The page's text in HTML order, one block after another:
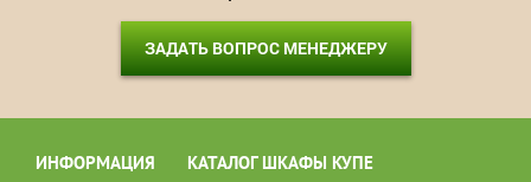
ЗАДАТЬ ВОПРОС МЕНЕДЖЕРУ
ИНФОРМАЦИЯ КАТАЛОГ ШКАФЫ КУПЕ